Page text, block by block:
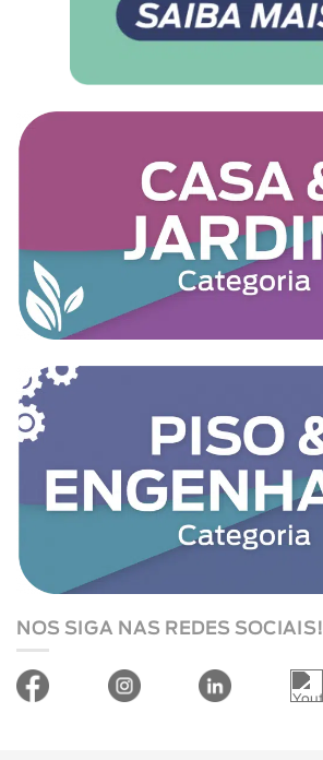
NOS SIGA NAS REDES SOCIAIS!